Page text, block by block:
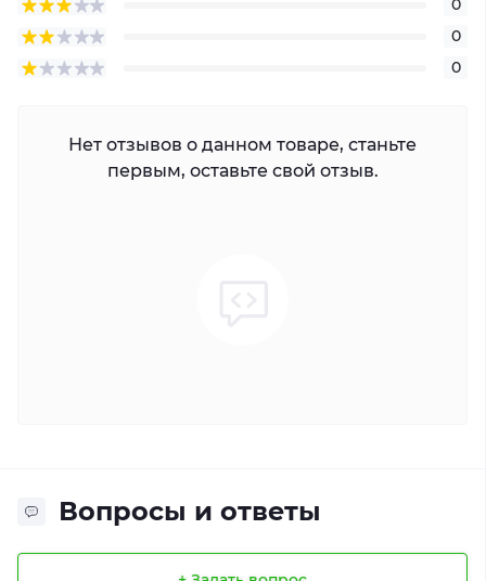
0
0
0
Нет отзывов о данном товаре, станьте
первым, оставьте свой отзыв.
Вопросы и ответы